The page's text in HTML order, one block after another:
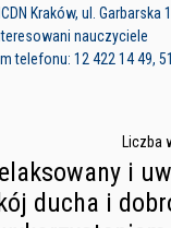
Kraków, ul. Garbarska 1
nauczyciele
telefonu: 12 422 14 49,
Liczba
i
ducha i